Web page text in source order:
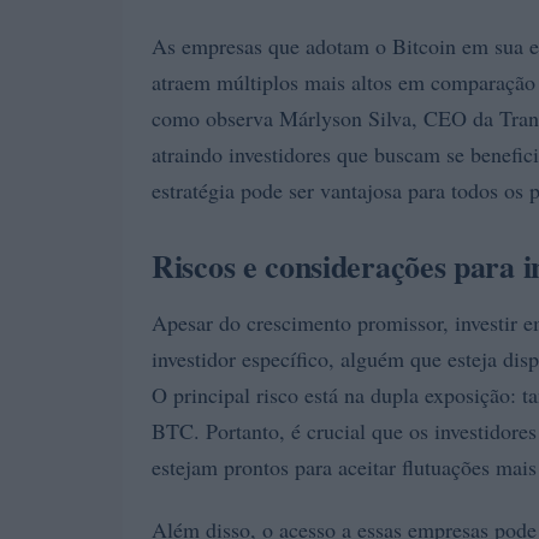
As empresas que adotam o Bitcoin em sua
atraem múltiplos mais altos em
como observa Márlyson Silva, CEO da
atraindo investidores que buscam se
estratégia pode ser vantajosa para todos os
Riscos e considerações para
Apesar do crescimento promissor, investir
investidor específico, alguém que esteja
O principal risco está na dupla exposição:
BTC. Portanto, é crucial que os
estejam prontos para aceitar flutuações
Além disso, o acesso a essas empresas